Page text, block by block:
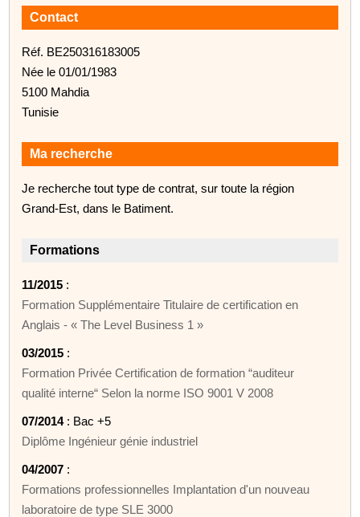
Contact
Réf. BE250316183005
Née le 01/01/1983
5100 Mahdia
Tunisie
Ma recherche
Je recherche tout type de contrat, sur toute la région
Grand-Est, dans le Batiment.
Formations
11/2015 :
Formation Supplémentaire Titulaire de certification en
Anglais - « The Level Business 1 »
03/2015 :
Formation Privée Certification de formation “auditeur
qualité interne“ Selon la norme ISO 9001 V 2008
07/2014: Bac +5
Diplôme Ingénieur génie industriel
04/2007 :
Formations professionnelles Implantation d'un nouveau
laboratoire de type SLE 3000